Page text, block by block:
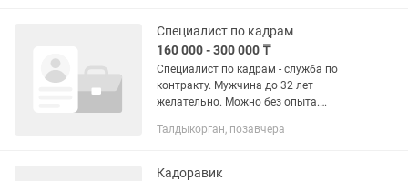
/...
Специалист по кадрам
160 000 - 300 000 ₸
Специалист по кадрам - служба по
контракту. Мужчина до 32 лет —
желательно. Можно без опыта.
Назарбаева, 177 Полный рабочий день
/...
Талдыкорган, позавчера
Кадоравик